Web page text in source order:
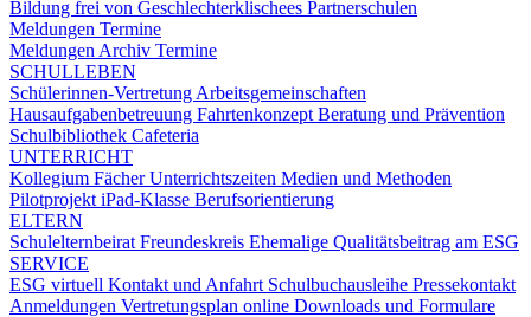
Bildung frei von Geschlechterklischees Partnerschulen
Meldungen Termine
Meldungen Archiv Termine
SCHULLEBEN
Schülerinnen-Vertretung Arbeitsgemeinschaften
Hausaufgabenbetreuung Fahrtenkonzept Beratung und Prävention
Schulbibliothek Cafeteria
UNTERRICHT
Kollegium FächerUnterrichtszeiten Medien und Methoden
Pilotprojekt iPad-Klasse Berufsorientierung
ELTERN
Schulelternbeirat Freundeskreis Ehemalige Qualitätsbeitrag am ESG
SERVICE
ESG virtuell Kontakt und Anfahrt Schulbuchausleihe Pressekontakt
Anmeldungen Vertretungsplan online Downloads und Formulare